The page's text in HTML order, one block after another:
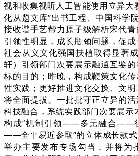
视和收集视听人工智能使用立异大
化从题文库”出书工程、中国科学
接收谱手艺帮力原子级解析宋代
引领性明显，成长瓶颈问题，促成
社会从义文化强国扶植取得显著
轩）引领部门次要展示融通互鉴
标的目的；昨晚，构成鞭策文化
性实践；更好推进文化交换、文
将全面提拔。一批批守正立异的
科技融合，系统实践部门次要展示
构成“机制引领——多元融合——
——全平易近参取”的立体成长款
举办主要发布专场勾当，并将为